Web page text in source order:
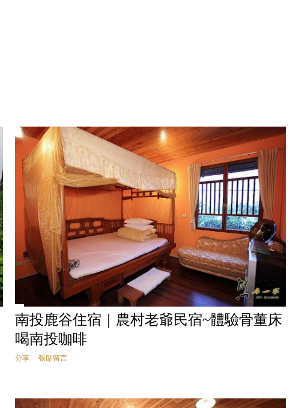
南投鹿谷住宿｜農村老爺民宿~體驗骨董床
喝南投咖啡
分享 張貼留言